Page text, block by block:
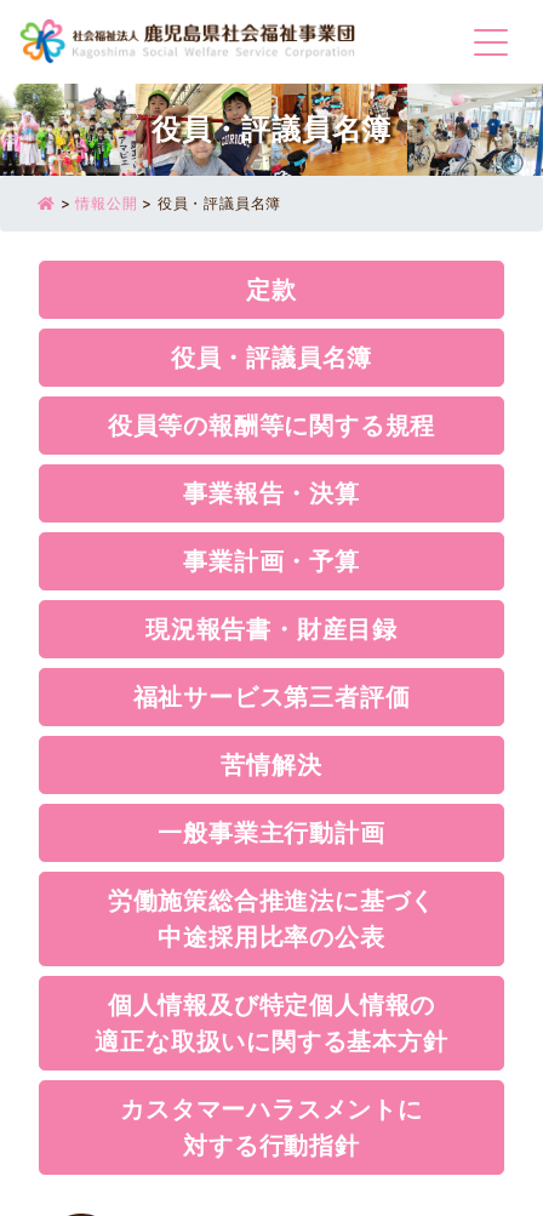
役員・評議員名簿
>情報公開 > 役員・評議員名簿
定款
役員・評議員名簿
役員等の報酬等に関する規程
事業報告・決算
事業計画・予算
現況報告書・財産目録
福祉サービス第三者評価
苦情解決
一般事業主行動計画
労働施策総合推進法に基づく
中途採用比率の公表
個人情報及び特定個人情報の
適正な取扱いに関する基本方針
カスタマーハラスメントに
対する行動指針